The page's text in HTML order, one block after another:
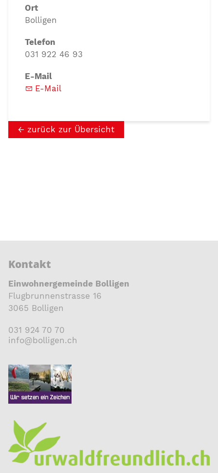
zurück zur Übersicht
Ort
Bolligen
Telefon
031 922 46 93
E-Mail
E-Mail
Kontakt
Einwohnergemeinde Bolligen
Flugbrunnenstrasse 16
3065 Bolligen
031 924 70 70
nf
b ll g n ch